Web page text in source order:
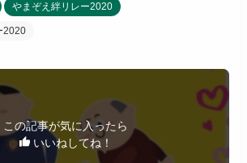
やまぞえ絆リレー2020
2020
この記事が気に入ったら
いいねしてね！